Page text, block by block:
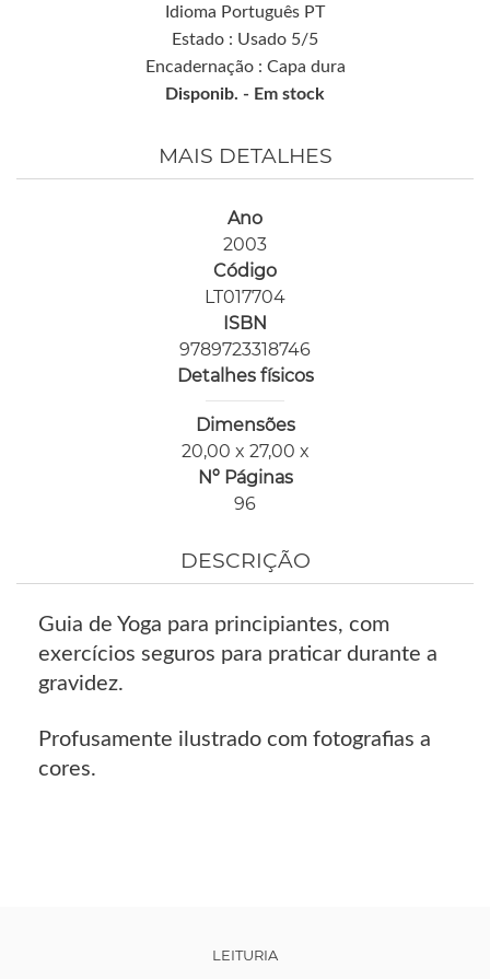
Idioma Português PT
Estado : Usado 5/5
Encadernação : Capa dura
Disponib. - Em stock
MAIS DETALHES
Ano
2003
Código
LT017704
ISBN
9789723318746
Detalhes físicos
Dimensões
20,00 x 27,00 x
Nº Páginas
96
DESCRIÇÃO
Guia de Yoga para principiantes, com
exercícios seguros para praticar durante a
gravidez.
Profusamente ilustrado com fotografias a
cores.
LEITURIA